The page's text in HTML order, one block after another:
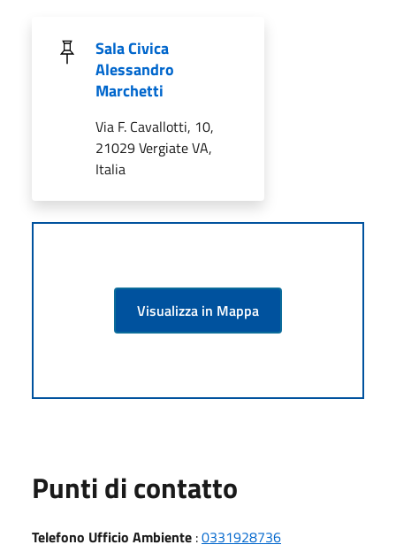
Sala Civica
Alessandro
Marchetti
Via F. Cavallotti, 10,
21029 Vergiate VA,
Italia
Visualizza in Mappa
Punti di contatto
Telefono Ufficio Ambiente :0331928736